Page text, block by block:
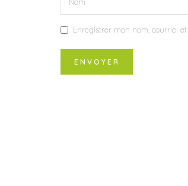
Enregistrer mon nom, courriel